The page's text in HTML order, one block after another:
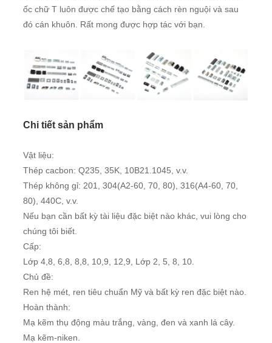
ốc chữ T luôn được chế tạo bằng cách rèn nguội và sau
đó cán khuôn. Rất mong được hợp tác với bạn.
Chi tiết sản phẩm
Vật liệu:
Thép cacbon: Q235, 35K, 10B21.1045, v.v.
Thép không gỉ: 201, 304(A2-60, 70, 80), 316(A4-60, 70,
80), 440C, v.v.
Nếu bạn cần bất kỳ tài liệu đặc biệt nào khác, vui lòng cho
chúng tôi biết.
Cấp:
Lớp 4,8, 6,8, 8,8, 10,9, 12,9, Lớp 2, 5, 8, 10.
Chủ đề:
Ren hệ mét, ren tiêu chuẩn Mỹ và bất kỳ ren đặc biệt nào.
Hoàn thành:
Mạ kẽm thụ động màu trắng, vàng, đen và xanh lá cây.
Mạ kẽm-niken.